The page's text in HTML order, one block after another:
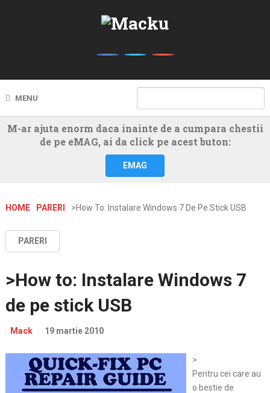
MENU
M-ar ajuta enorm daca inainte de a cumpara chestii
de pe eMAG, ai da click pe acest buton:
EMAG
HOME PARERI >How To: Instalare Windows 7 De Pe Stick USB
PARERI
>How to: Instalare Windows 7
de pe stick USB
Mack 19 martie 2010
>
Pentru cei care au
o bestie de